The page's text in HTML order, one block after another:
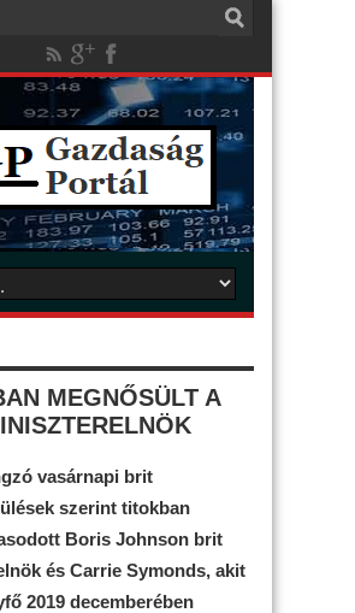
MEGNŐSÜLT A
vasárnapi brit
szerint titokban
Boris Johnson brit
és Carrie Symonds, akit
2019 decemberében